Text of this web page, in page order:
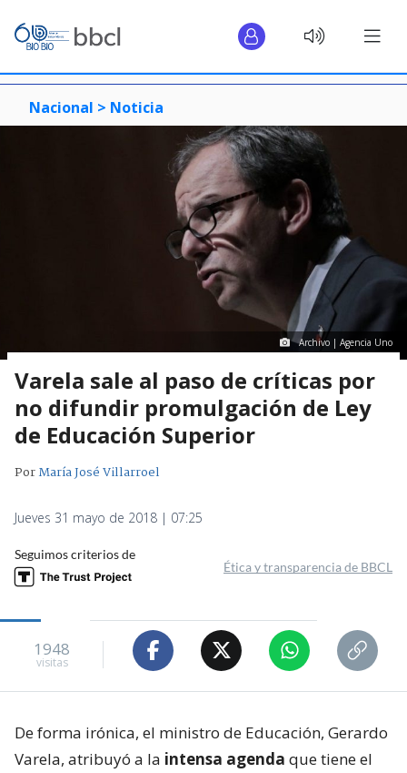
Nacional > Noticia
Archivo | Agencia Uno
Varela sale al paso de críticas por
no difundir promulgación de Ley
de Educación Superior
PorMaría José Villarroel
Jueves 31 mayo de 2018 | 07:25
Seguimos criterios de
Ética y transparencia de BBCL
1948
visitas
De forma irónica, el ministro de Educación, Gerardo
Varela, atribuyó a la intensa agenda que tiene el